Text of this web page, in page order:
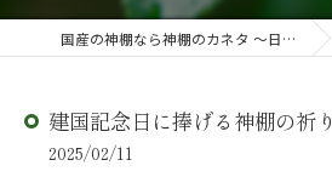
国産の神棚なら神棚のカネタ ～日々のしあわせを感じる物を～
建国記念日に捧げる神棚の祈り
2025/02/11